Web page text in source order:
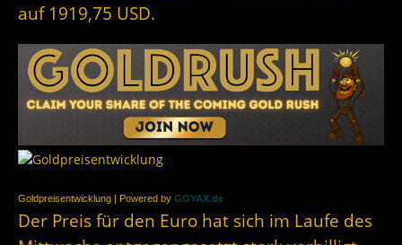
auf 1919,75 USD.
Goldpreisentwicklung | Powered by GOYAX.de
Der Preis für den Euro hat sich im Laufe des